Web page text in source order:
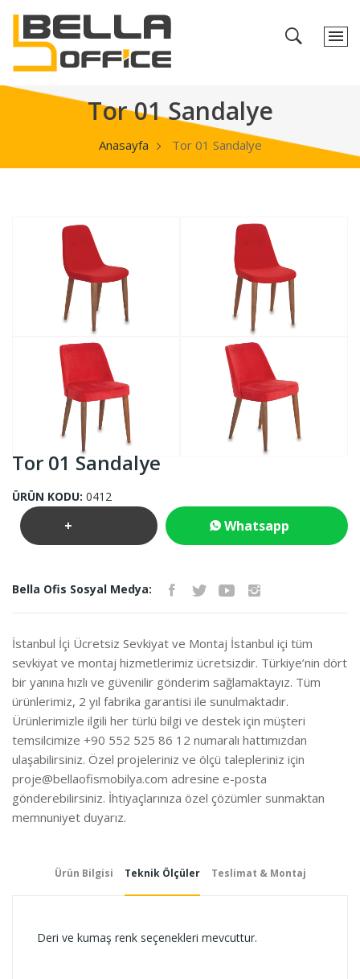
Tor 01 Sandalye
Anasayfa Tor 01 Sandalye
Tor 01 Sandalye
ÜRÜN KODU: 0412
+ Whatsapp
Bella Ofis Sosyal Medya:
İstanbul İçi Ücretsiz Sevkiyat ve Montaj İstanbul içi tüm
sevkiyat ve montaj hizmetlerimiz ücretsizdir. Türkiye’nin dört
bir yanına hızlı ve güvenilir gönderim sağlamaktayız. Tüm
ürünlerimiz, 2 yıl fabrika garantisi ile sunulmaktadır.
Ürünlerimizle ilgili her türlü bilgi ve destek için müşteri
temsilcimize +90 552 525 86 12 numaralı hattımızdan
ulaşabilirsiniz. Özel projeleriniz ve ölçü talepleriniz için
proje@bellaofismobilya.com adresine e-posta
gönderebilirsiniz. İhtiyaçlarınıza özel çözümler sunmaktan
memnuniyet duyarız.
Ürün Bilgisi Teknik Ölçüler Teslimat & Montaj
Deri ve kumaş renk seçenekleri mevcuttur.